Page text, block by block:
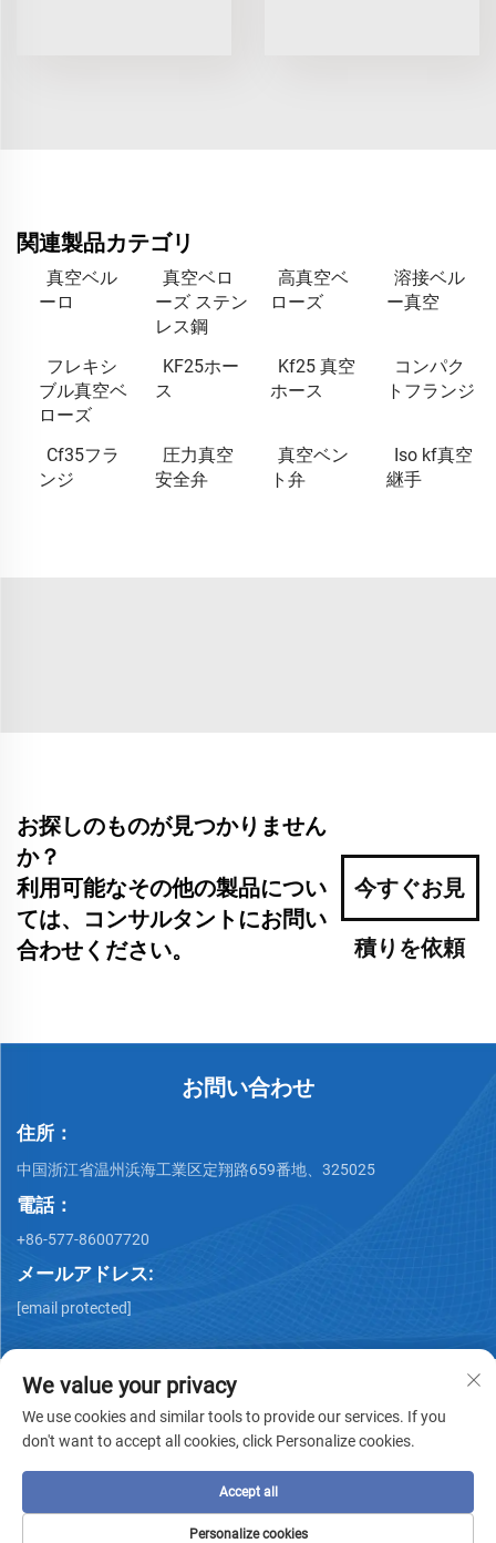
関連製品カテゴリ
真空ベル
ーロ
真空ベロ
ーズ ステン
レス鋼
高真空ベ
ローズ
溶接ベル
ー真空
フレキシ
ブル真空ベ
ローズ
KF25ホー
ス
Kf25 真空
ホース
コンパク
トフランジ
Cf35フラ
ンジ
圧力真空
安全弁
真空ベン
ト弁
Iso kf真空
継手
お探しのものが見つかりません
か？
利用可能なその他の製品につい
ては、コンサルタントにお問い
合わせください。
今すぐお見
積りを依頼
お問い合わせ
住所：
中国浙江省温州浜海工業区定翔路659番地、325025
電話：
+86-577-86007720
メールアドレス:
[email protected]
We value your privacy
We use cookies and similar tools to provide our services. If you
don't want to accept all cookies, click Personalize cookies.
Personalize cookies
Accept all